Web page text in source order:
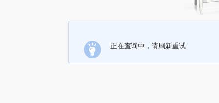
正在查询中，请刷新重试